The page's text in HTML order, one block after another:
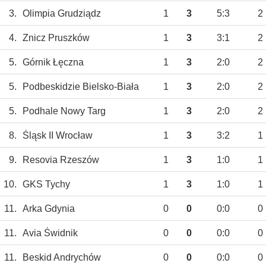
3. Olimpia Grudziądz 1 3 5:3 2
4. Znicz Pruszków 1 3 3:1 2
5. Górnik Łęczna 1 3 2:0 2
5. Podbeskidzie Bielsko-Biała 1 3 2:0 2
5. Podhale Nowy Targ 1 3 2:0 2
8. Śląsk II Wrocław 1 3 3:2 1
9. Resovia Rzeszów 1 3 1:0 1
10. GKS Tychy 1 3 1:0 1
11. Arka Gdynia 0 0 0:0 0
11. Avia Świdnik 0 0 0:0 0
11. Beskid Andrychów 0 0 0:0 0